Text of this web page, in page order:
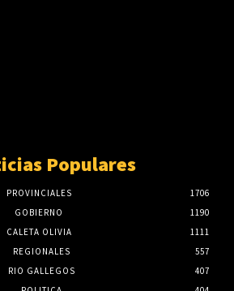
Populares
PROVINCIALES
1706
GOBIERNO
1190
CALETA OLIVIA
1111
REGIONALES
557
RIO GALLEGOS
407